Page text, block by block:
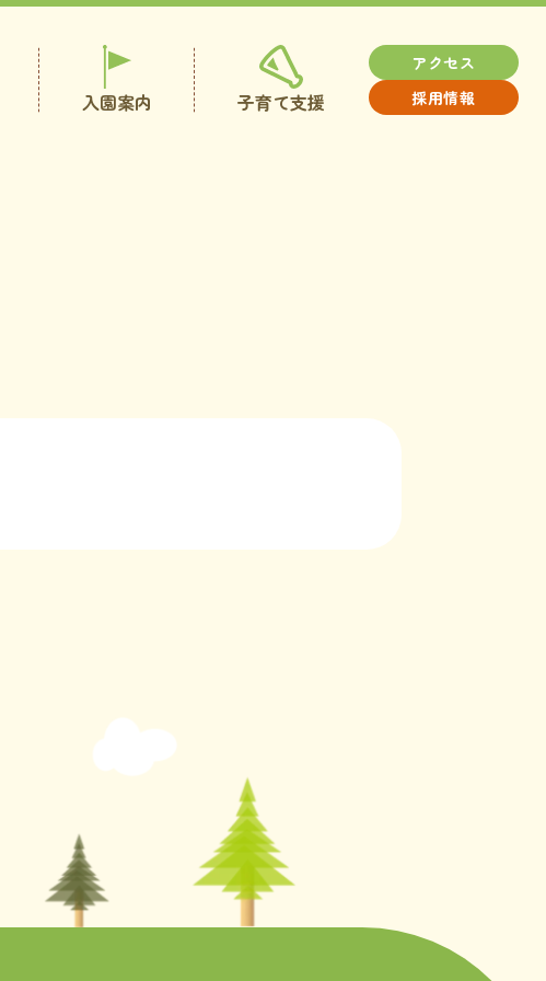
入園案内 子育て支援
アクセス
採用情報